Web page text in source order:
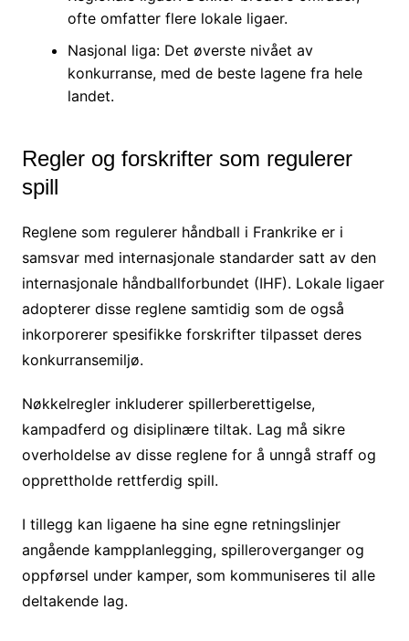
ofte omfatter flere lokale ligaer.
Nasjonal liga: Det øverste nivået av
konkurranse, med de beste lagene fra hele
landet.
Regler og forskrifter som regulerer
spill
Reglene som regulerer håndball i Frankrike er i
samsvar med internasjonale standarder satt av den
internasjonale håndballforbundet (IHF). Lokale ligaer
adopterer disse reglene samtidig som de også
inkorporerer spesifikke forskrifter tilpasset deres
konkurransemiljø.
Nøkkelregler inkluderer spillerberettigelse,
kampadferd og disiplinære tiltak. Lag må sikre
overholdelse av disse reglene for å unngå straff og
opprettholde rettferdig spill.
I tillegg kan ligaene ha sine egne retningslinjer
angående kampplanlegging, spilleroverganger og
oppførsel under kamper, som kommuniseres til alle
deltakende lag.